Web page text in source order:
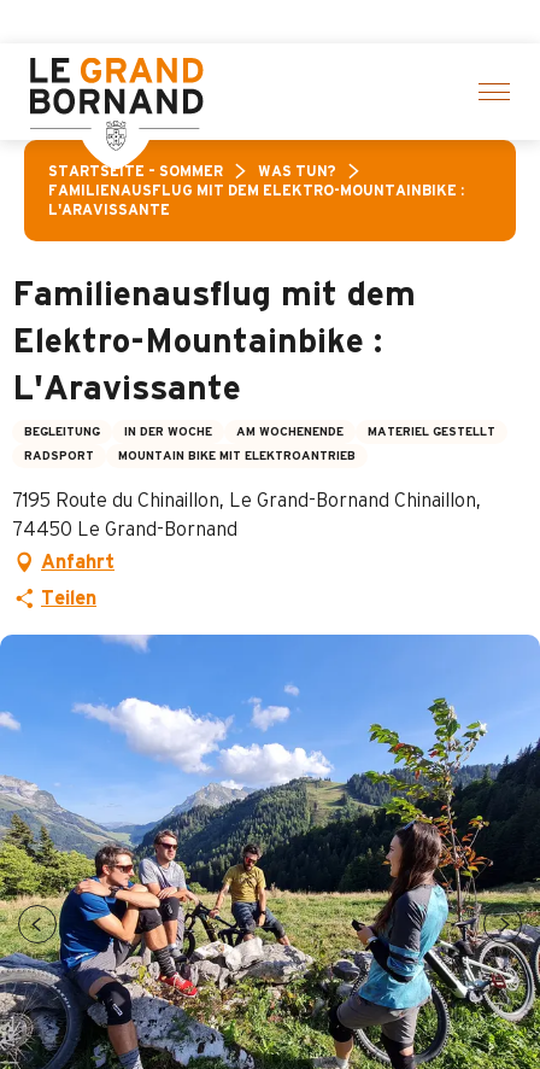
contenu
principal
STARTSEITE – SOMMER
WAS TUN?
FAMILIENAUSFLUG MIT DEM ELEKTRO-MOUNTAINBIKE :
L'ARAVISSANTE
Familienausflug mit dem
Elektro-Mountainbike :
L'Aravissante
BEGLEITUNG IN DER WOCHE AM WOCHENENDE
MATERIEL GESTELLT
RADSPORT
MOUNTAIN BIKE MIT ELEKTROANTRIEB
7195 Route du Chinaillon, Le Grand-Bornand Chinaillon,
74450 Le Grand-Bornand
Anfahrt
Teilen